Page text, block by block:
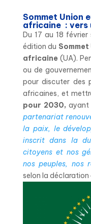
Sommet Union
africaine : vers
Du 17 au 18 février
édition du
africaine(UA).
ou de
pour discuter des
africaines, et
pour 2030, ayant
partenariat
la paix, le
inscrit dans la
citoyens et nos
nos peuples, nos
selon la